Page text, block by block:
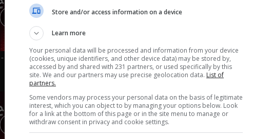
- نصيحة
أبراج - شراح تسوي؟ 28-7-2026 |
2026
7-2026 | 2026
Store and/or access information on a device
Learn more
Your personal data will be processed and information from your device
(cookies, unique identifiers, and other device data) may be stored by,
accessed by and shared with 231 partners, or used specifically by this
site. We and our partners may use precise geolocation data. List of
partners.
Some vendors may process your personal data on the basis of legitimate
interest, which you can object to by managing your options below. Look
for a link at the bottom of this page or in the site menu to manage or
withdraw consent in privacy and cookie settings.